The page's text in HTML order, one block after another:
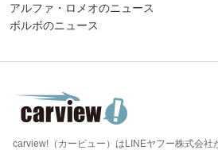
アルファ・ロメオのニュース
ボルボのニュース
carview!（カービュー）はLINEヤフー株式会社